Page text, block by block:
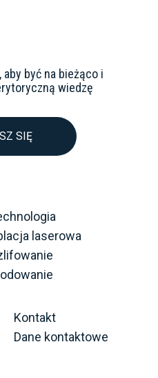
być na bieżąco i
wiedzę
SIĘ
laserowa
Kontakt
Dane kontaktowe